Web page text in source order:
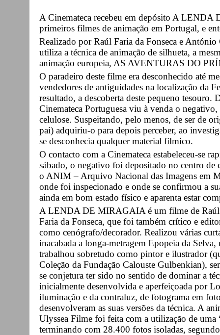
A Cinemateca recebeu em depósito A
primeiros filmes de animação em Portugal, e
Realizado por Raúl Faria da Fonseca e
utiliza a técnica de animação de silhueta, a
animação europeia, AS AVENTURAS DO
O paradeiro deste filme era desconhecido até
vendedores de antiguidades na localização da
resultado, a descoberta deste pequeno
Cinemateca Portuguesa viu à venda o
celulose. Suspeitando, pelo menos, de ser de
pai) adquiriu-o para depois perceber, ao
se desconhecia qualquer material fílmico.
O contacto com a Cinemateca estabeleceu-se
sábado, o negativo foi depositado no centro de
o ANIM – Arquivo Nacional das Imagens em
onde foi inspecionado e onde se confirmou a
ainda em bom estado físico e aparenta estar
A LENDA DE MIRAGAIA é um filme de Raúl
Faria da Fonseca, que foi também crítico e
como cenógrafo/decorador. Realizou várias
inacabada a longa-metragem Epopeia da
trabalhou sobretudo como pintor e ilustrador
Coleção da Fundação Calouste Gulbenkian),
se conjetura ter sido no sentido de dominar a
inicialmente desenvolvida e aperfeiçoada por
iluminação e da contraluz, de fotograma em
desenvolveram as suas versões da técnica. A
Ulyssea Filme foi feita com a utilização de uma
terminando com 28.400 fotos isoladas,